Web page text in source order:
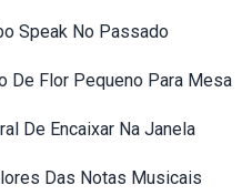
Speak No Passado
De Flor Pequeno Para Mesa
De Encaixar Na Janela
Das Notas Musicais